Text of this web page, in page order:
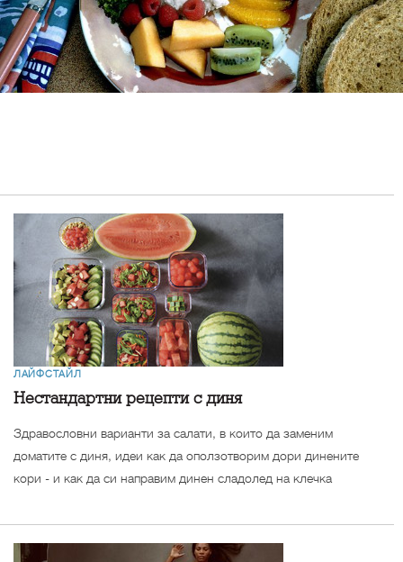
ЛАЙФСТАЙЛ
Нестандартни рецепти с диня
Здравословни варианти за салати, в които да заменим
доматите с диня, идеи как да оползотворим дори динените
кори - и как да си направим динен сладолед на клечка